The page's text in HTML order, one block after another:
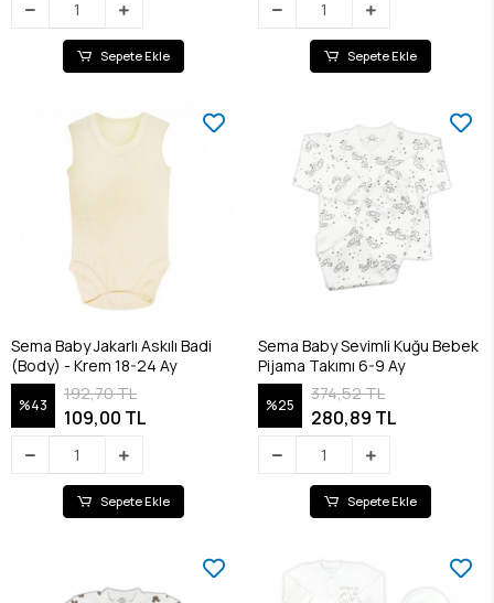
Sepete Ekle Sepete Ekle
Sema Baby Jakarlı Askılı Badi
(Body) - Krem 18-24 Ay
%43
192,70 TL
109,00 TL
Sepete Ekle
Sema Baby Sevimli Kuğu Bebek
Pijama Takımı 6-9 Ay
%25
374,52 TL
280,89 TL
Sepete Ekle